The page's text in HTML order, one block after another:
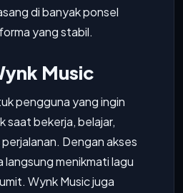
di banyak ponsel
yang stabil.
Music
pengguna yang ingin
saat bekerja, belajar,
Dengan akses
langsung menikmati lagu
Wynk Music juga